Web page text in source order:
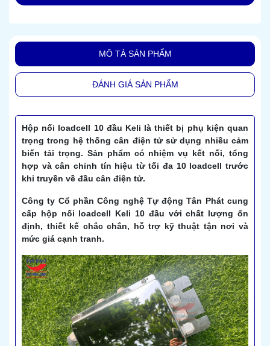
MÔ TẢ SẢN PHẨM
ĐÁNH GIÁ SẢN PHẨM
Hộp nối loadcell 10 đầu Keli là thiết bị phụ kiện quan
trọng trong hệ thống cân điện tử sử dụng nhiều cảm
biến tải trọng. Sản phẩm có nhiệm vụ kết nối, tổng
hợp và cân chỉnh tín hiệu từ tối đa 10 loadcell trước
khi truyền về đầu cân điện tử.
Công ty Cổ phần Công nghệ Tự động Tân Phát cung
cấp hộp nối loadcell Keli 10 đầu với chất lượng ổn
định, thiết kế chắc chắn, hỗ trợ kỹ thuật tận nơi và
mức giá cạnh tranh.